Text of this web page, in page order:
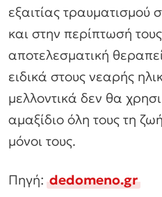
εξαιτίας τραυματισμού
και στην περίπτωσή
αποτελεσματική
ειδικά στους νεαρής
μελλοντικά δεν θα
αμαξίδιο όλη τους τη
μόνοι τους.
Πηγή:dedomeno.gr